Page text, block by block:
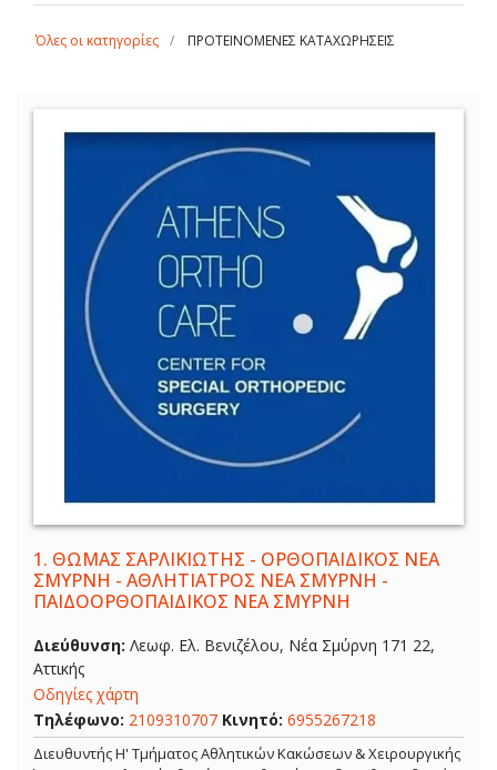
Όλες οι κατηγορίες ΠΡΟΤΕΙΝΟΜΕΝΕΣ ΚΑΤΑΧΩΡΗΣΕΙΣ
1. ΘΩΜΑΣ ΣΑΡΛΙΚΙΩΤΗΣ - ΟΡΘΟΠΑΙΔΙΚΟΣ ΝΕΑ
ΣΜΥΡΝΗ - ΑΘΛΗΤΙΑΤΡΟΣ ΝΕΑ ΣΜΥΡΝΗ -
ΠΑΙΔΟΟΡΘΟΠΑΙΔΙΚΟΣ ΝΕΑ ΣΜΥΡΝΗ
Διεύθυνση: Λεωφ. Ελ. Βενιζέλου, Νέα Σμύρνη 171 22,
Αττικής
Οδηγίες χάρτη
Τηλέφωνο: 2109310707 Κινητό: 6955267218
Διευθυντής Η' Τμήματος Αθλητικών Κακώσεων & Χειρουργικής